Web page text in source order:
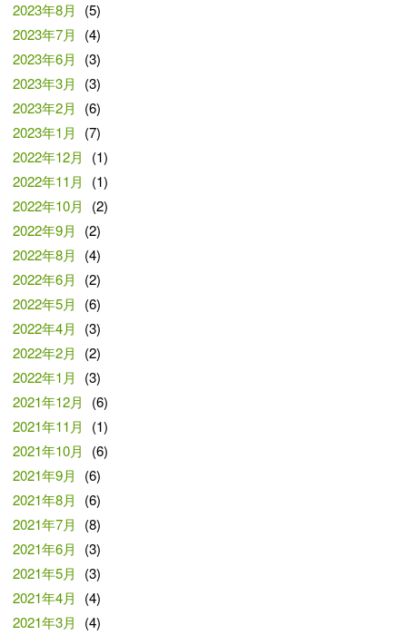
2023年8月
(5)
2023年7月
(4)
2023年6月
(3)
2023年3月
(3)
2023年2月
(6)
2023年1月
(7)
2022年12月
(1)
2022年11月
(1)
2022年10月
(2)
2022年9月
(2)
2022年8月
(4)
2022年6月
(2)
2022年5月
(6)
2022年4月
(3)
2022年2月
(2)
2022年1月
(3)
2021年12月
(6)
2021年11月
(1)
2021年10月
(6)
2021年9月
(6)
2021年8月
(6)
2021年7月
(8)
2021年6月
(3)
2021年5月
(3)
2021年4月
(4)
2021年3月
(4)